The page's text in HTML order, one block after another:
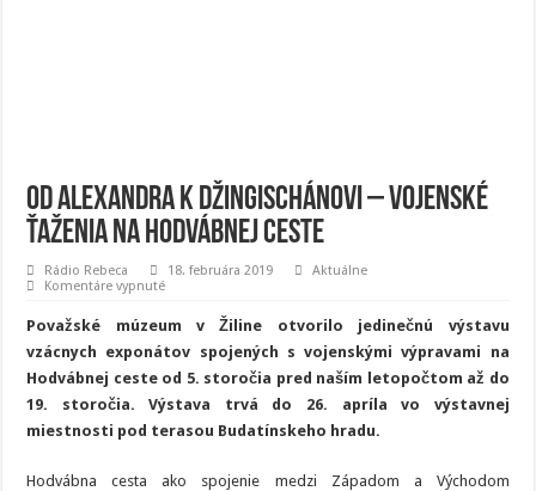
Od Alexandra k Džingischánovi – vojenské
ťaženia na Hodvábnej ceste
Rádio Rebeca 18. februára 2019
Aktuálne
Komentáre vypnuténa
Alexandra
k
Džingischánovi
–
vojenské
na
Hodvábnej
ceste
Považské múzeum v Žiline otvorilo jedinečnú výstavu
vzácnych exponátov spojených s vojenskými výpravami na
Hodvábnej ceste od 5. storočia pred naším letopočtom až do
19. storočia. Výstava trvá do 26. apríla vo výstavnej
miestnosti pod terasou Budatínskeho hradu.
Hodvábna cesta ako spojenie medzi Západom a Východom